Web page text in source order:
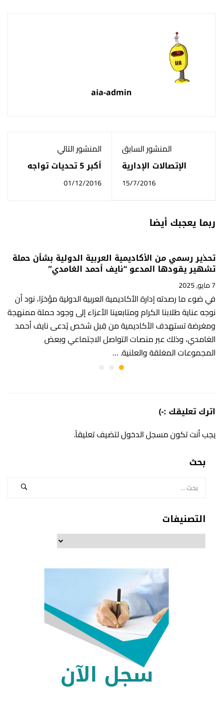
aia-admin
المنشور السابق
الإتصالات الإدارية
15/7/2016
المنشور التالي
أكبر 5 تحديات تواجه
رواد الأعمال
01/12/2016
ربما يعجبك أيضا
تحذير رسمي من الأكاديمية العربية الدولية بشأن حملة
تشهير يقودها المدعو “نايف أحمد الغامدي”
7 مايو, 2025
في ضوء ما رصدته إدارة الأكاديمية العربية الدولية مؤخرًا، نود أن
نوجه عناية طلابنا الكرام ومتابعينا الأعزاء إلى وجود حملة ممنهجة
ومغرضة تستهدف الأكاديمية من قِبل شخص يُدعى نايف أحمد
الغامدي، وذلك عبر منصات التواصل الاجتماعي وبعض
المجموعات المغلقة والعلنية. …
اترك تعليقك :-)
يجب أنت تكونمسجل الدخوللتضيف تعليقاً.
بحث
التصنيفات